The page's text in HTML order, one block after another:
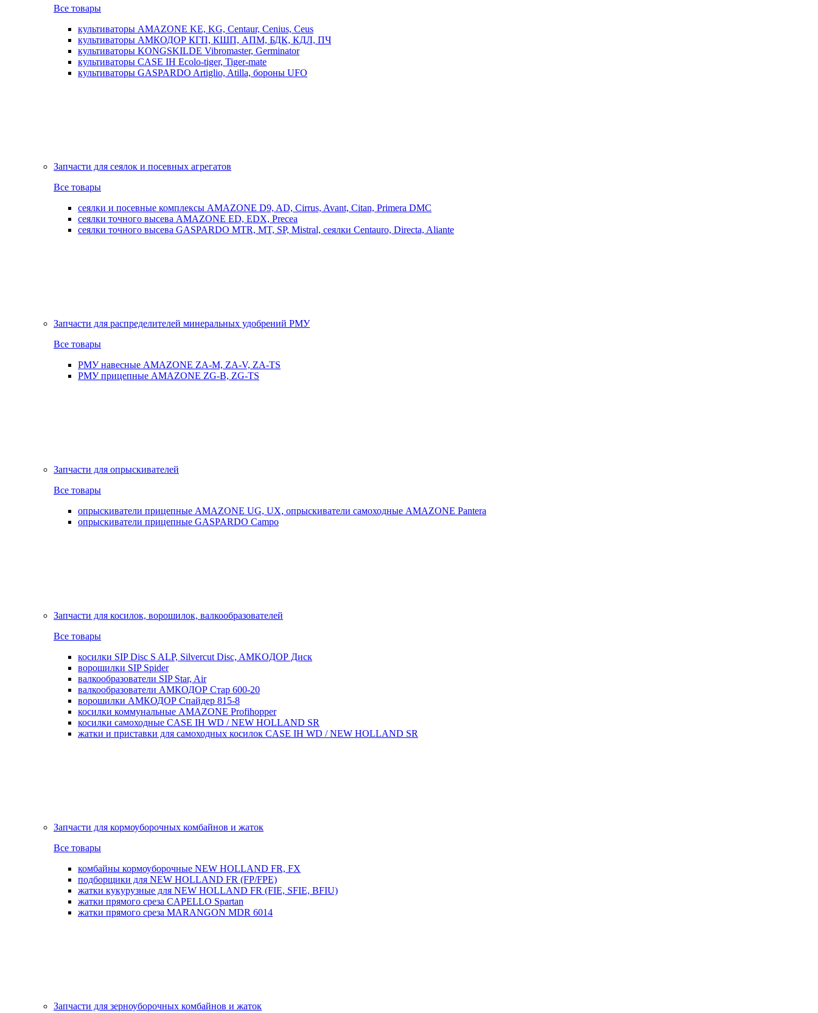
Все товары
культиваторы AMAZONE KE, KG, Centaur, Cenius, Ceus
культиваторы АМКОДОР КГП, КШП, АПМ, БДК, КДЛ, ПЧ
культиваторы KONGSKILDE Vibromaster, Germinator
культиваторы CASE IH Ecolo-tiger, Tiger-mate
культиваторы GASPARDO Artiglio, Atilla, бороны UFO
Запчасти для сеялок и посевных агрегатов
Все товары
сеялки и посевные комплексы AMAZONE D9, AD, Cirrus, Avant, Citan, Primera DMC
сеялки точного высева AMAZONE ED, EDX, Precea
сеялки точного высева GASPARDO MTR, MT, SP, Mistral, сеялки Centauro, Directa, Aliante
Запчасти для распределителей минеральных удобрений РМУ
Все товары
РМУ навесные AMAZONE ZA-M, ZA-V, ZA-TS
РМУ прицепные AMAZONE ZG-B, ZG-TS
Запчасти для опрыскивателей
Все товары
опрыскиватели прицепные AMAZONE UG, UX, опрыскиватели самоходные AMAZONE Pantera
опрыскиватели прицепные GASPARDO Campo
Запчасти для косилок, ворошилок, валкообразователей
Все товары
косилки SIP Disc S ALP, Silvercut Disc, AMKOДОР Диск
ворошилки SIP Spider
валкообразователи SIP Star, Air
валкообразователи АМКОДОР Стар 600-20
ворошилки АМКОДОР Спайдер 815-8
косилки коммунальные AMAZONE Profihopper
косилки самоходные CASE IH WD / NEW HOLLAND SR
жатки и приставки для самоходных косилок CASE IH WD / NEW HOLLAND SR
Запчасти для кормоуборочных комбайнов и жаток
Все товары
комбайны кормоуборочные NEW HOLLAND FR, FX
подборщики для NEW HOLLAND FR (FP/FPE)
жатки кукурузные для NEW HOLLAND FR (FIE, SFIE, BFIU)
жатки прямого среза CAPELLO Spartan
жатки прямого среза MARANGON MDR 6014
Запчасти для зерноуборочных комбайнов и жаток